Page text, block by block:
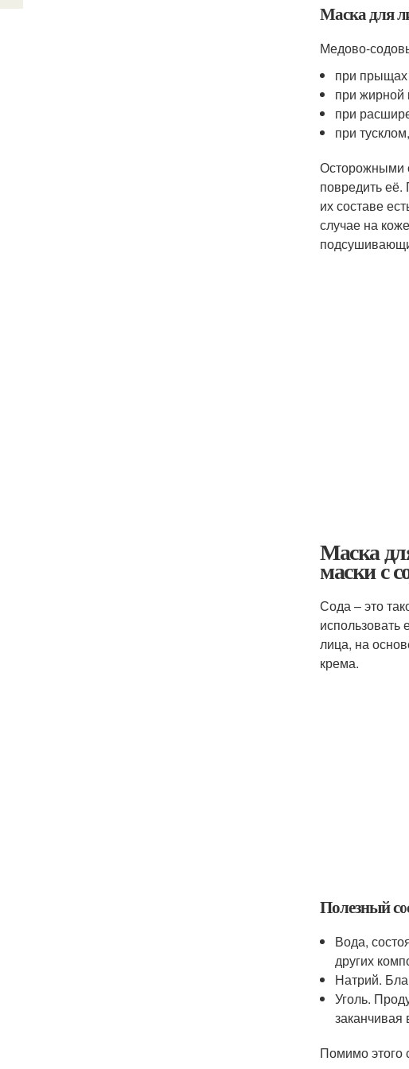
Маска для
Медово-
при
при жирной
при
при
Осторожными
повредить её.
их составе
случае на
Маска
маски с
Сода – это
лица, на
крема.
Полезный
Вода,
других
Натрий.
Уголь.
Помимо этого